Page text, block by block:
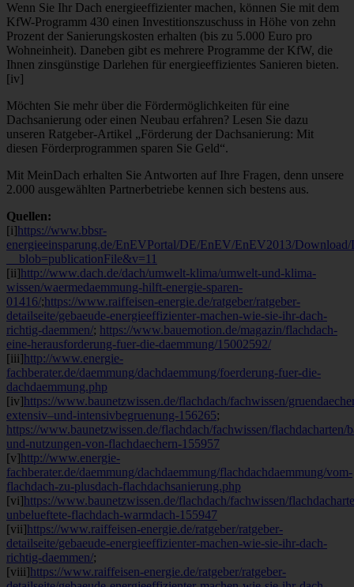
Wenn Sie Ihr Dach energieeffizienter machen, können Sie mit dem
KfW-Programm 430 einen Investitionszuschuss in Höhe von zehn
Prozent der Sanierungskosten erhalten (bis zu 5.000 Euro pro
Wohneinheit). Daneben gibt es mehrere Programme der KfW, die
Ihnen zinsgünstige Darlehen für energieeffizientes Sanieren bieten.
[iv]
Möchten Sie mehr über die Fördermöglichkeiten für eine
Dachsanierung oder einen Neubau erfahren? Lesen Sie dazu
unseren Ratgeber-Artikel „Förderung der Dachsanierung: Mit
diesen Förderprogrammen sparen Sie Geld“.
Mit MeinDach erhalten Sie Antworten auf Ihre Fragen, denn unsere
2.000 ausgewählten Partnerbetriebe kennen sich bestens aus.
Quellen:
[i]https://www.bbsr-
energieeinsparung.de/EnEVPortal/DE/EnEV/EnEV2013/
__blob=publicationFile&v=11
[ii]http://www.dach.de/dach/umwelt-klima/umwelt-und-klima-
wissen/waermedaemmung-hilft-energie-sparen-
01416/;https://www.raiffeisen-energie.de/ratgeber/ratgeber-
detailseite/gebaeude-energieeffizienter-machen-wie-sie-ihr-dach-
richtig-daemmen/; https://www.bauemotion.de/magazin/flachdach-
eine-herausforderung-fuer-die-daemmung/15002592/
[iii]http://www.energie-
fachberater.de/daemmung/dachdaemmung/foerderung-fuer-die-
dachdaemmung.php
[iv]https://www.baunetzwissen.de/flachdach/fachwissen/
extensiv–und-intensivbegruenung-156265;
https://www.baunetzwissen.de/flachdach/fachwissen/flachdacharten/
und-nutzungen-von-flachdaechern-155957
[v]http://www.energie-
fachberater.de/daemmung/dachdaemmung/flachdachdaemmung/vom-
flachdach-zu-plusdach-flachdachsanierung.php
[vi]https://www.baunetzwissen.de/flachdach/fachwissen/
unbelueftete-flachdach-warmdach-155947
[vii]https://www.raiffeisen-energie.de/ratgeber/ratgeber-
detailseite/gebaeude-energieeffizienter-machen-wie-sie-ihr-dach-
richtig-daemmen/;
[viii]https://www.raiffeisen-energie.de/ratgeber/ratgeber-